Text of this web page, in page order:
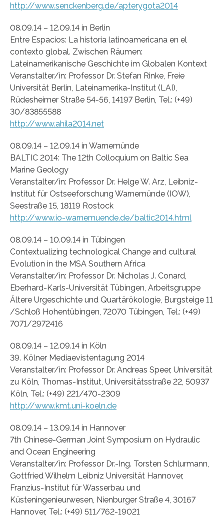
http://www.senckenberg.de/apterygota2014
08.09.14 – 12.09.14 in Berlin
Entre Espacios: La historia latinoamericana en el
contexto global. Zwischen Räumen:
Lateinamerikanische Geschichte im Globalen Kontext
Veranstalter/in: Professor Dr. Stefan Rinke, Freie
Universität Berlin, Lateinamerika-Institut (LAI),
Rüdesheimer Straße 54-56, 14197 Berlin, Tel.: (+49)
30/83855588
http://www.ahila2014.net
08.09.14 – 12.09.14 in Warnemünde
BALTIC 2014: The 12th Colloquium on Baltic Sea
Marine Geology
Veranstalter/in: Professor Dr. Helge W. Arz, Leibniz-
Institut für Ostseeforschung Warnemünde (IOW),
Seestraße 15, 18119 Rostock
http://www.io-warnemuende.de/baltic2014.html
08.09.14 – 10.09.14 in Tübingen
Contextualizing technological Change and cultural
Evolution in the MSA Southern Africa
Veranstalter/in: Professor Dr. Nicholas J. Conard,
Eberhard-Karls-Universität Tübingen, Arbeitsgruppe
Ältere Urgeschichte und Quartärökologie, Burgsteige 11
/Schloß Hohentübingen, 72070 Tübingen, Tel.: (+49)
7071/2972416
08.09.14 – 12.09.14 in Köln
39. Kölner Mediaevistentagung 2014
Veranstalter/in: Professor Dr. Andreas Speer, Universität
zu Köln, Thomas-Institut, Universitätsstraße 22, 50937
Köln, Tel.: (+49) 221/470-2309
http://www.kmt.uni-koeln.de
08.09.14 – 13.09.14 in Hannover
7th Chinese-German Joint Symposium on Hydraulic
and Ocean Engineering
Veranstalter/in: Professor Dr.-Ing. Torsten Schlurmann,
Gottfried Wilhelm Leibniz Universität Hannover,
Franzius-Institut für Wasserbau und
Küsteningenieurwesen, Nienburger Straße 4, 30167
Hannover, Tel.: (+49) 511/762-19021